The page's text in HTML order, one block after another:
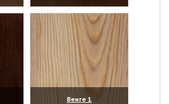
(увеличить)
Венге 1